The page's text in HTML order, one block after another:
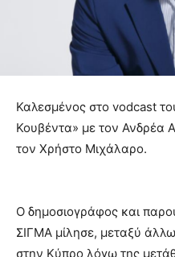
Καλεσμένος στο vodcast
Κουβέντα» με τον Ανδρέα
τον Χρήστο Μιχάλαρο.
Ο δημοσιογράφος και
ΣΙΓΜΑ μίλησε, μεταξύ
στην Κύπρο λόγω της